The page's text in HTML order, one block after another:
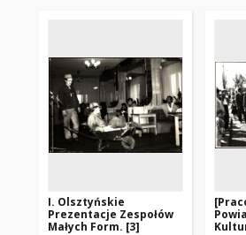
I. Olsztyńskie
Prezentacje Zespołów
Małych Form. [3]